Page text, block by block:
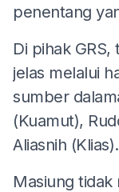
penentang
Di pihak
jelas melalui
sumber
(Kuamut),
Aliasnih (Klias).
Masiung